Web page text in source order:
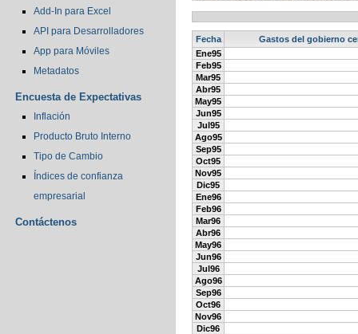
Add-In para Excel
API para Desarrolladores
App para Móviles
Metadatos
Encuesta de Expectativas
Inflación
Producto Bruto Interno
Tipo de Cambio
Índices de confianza
empresarial
Contáctenos
Fecha
Gastos del gobierno
Ene95
Feb95
Mar95
Abr95
May95
Jun95
Jul95
Ago95
Sep95
Oct95
Nov95
Dic95
Ene96
Feb96
Mar96
Abr96
May96
Jun96
Jul96
Ago96
Sep96
Oct96
Nov96
Dic96